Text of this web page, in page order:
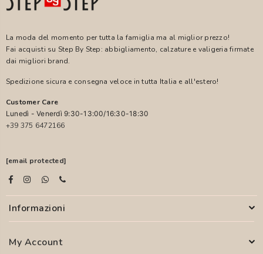
La moda del momento per tutta la famiglia ma al miglior prezzo!
Fai acquisti su Step By Step: abbigliamento, calzature e valigeria firmate
dai migliori brand.
Spedizione sicura e consegna veloce in tutta Italia e all'estero!
Customer Care
Lunedì - Venerdì 9:30-13:00/16:30-18:30
+39 375 6472166
[email protected]
Informazioni
My Account